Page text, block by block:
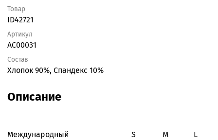
Товар
ID42721
Артикул
AC00031
Состав
Хлопок 90%, Спандекс 10%
Описание
Международный S M
L